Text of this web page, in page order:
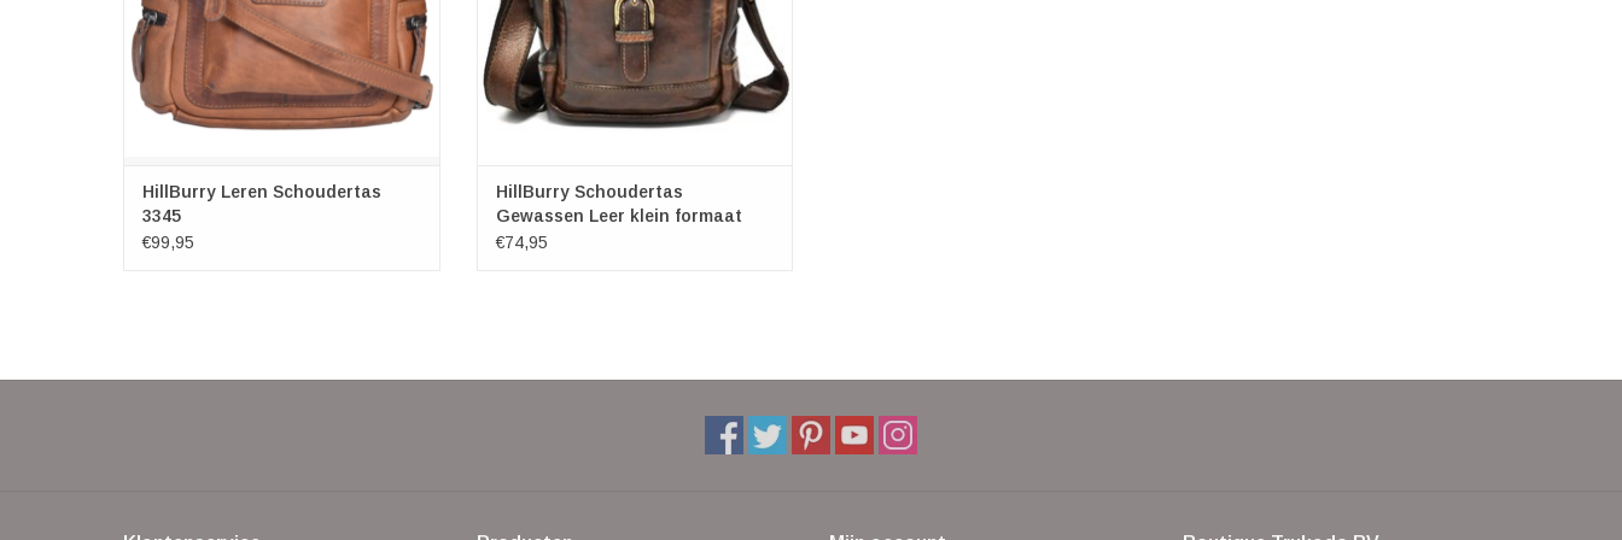
HillBurry Leren Schoudertas
3345
€99,95
HillBurry Schoudertas
Gewassen Leer klein formaat
Chocobruin
€74,95